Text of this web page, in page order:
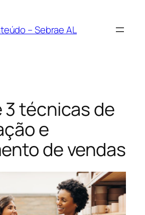
– Sebrae AL
3 técnicas de
e
de vendas